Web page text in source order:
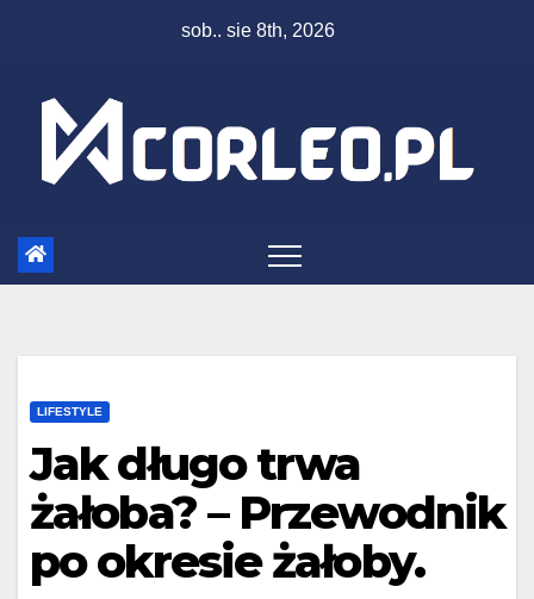
sob.. sie 8th, 2026
LIFESTYLE
Jak długo trwa
żałoba? – Przewodnik
po okresie żałoby.